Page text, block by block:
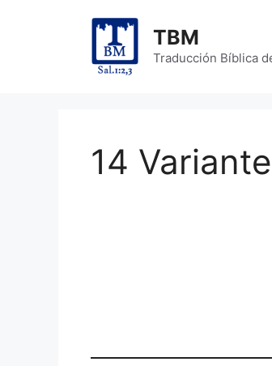
TBM
Traducción Bíblica
14